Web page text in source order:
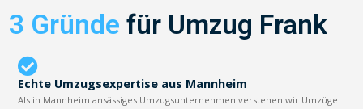
3 Gründe für Umzug Frank
Echte Umzugsexpertise aus Mannheim
Als in Mannheim ansässiges Umzugsunternehmen verstehen wir Umzüge